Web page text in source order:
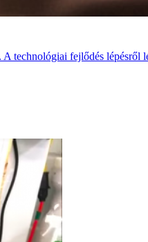
technológiai fejlődés lépésről